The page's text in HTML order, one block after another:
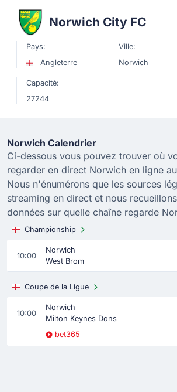
Norwich City FC
Pays:
Angleterre
Ville:
Norwich
Capacité:
27244
Norwich Calendrier
Ci-dessous vous pouvez trouver où
regarder en direct Norwich en ligne
Nous n'énumérons que les sources
streaming en direct et nous
données sur quelle chaîne regarde
Championship
10:00
Norwich
West Brom
Coupe de la Ligue
10:00
Norwich
Milton Keynes Dons
bet365